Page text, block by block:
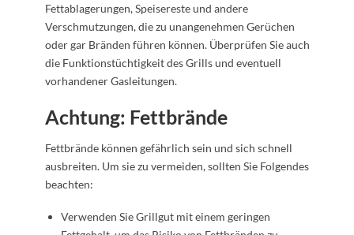
Fettablagerungen, Speisereste und andere
Verschmutzungen, die zu unangenehmen Gerüchen
oder gar Bränden führen können. Überprüfen Sie auch
die Funktionstüchtigkeit des Grills und eventuell
vorhandener Gasleitungen.
Achtung: Fettbrände
Fettbrände können gefährlich sein und sich schnell
ausbreiten. Um sie zu vermeiden, sollten Sie Folgendes
beachten:
Verwenden Sie Grillgut mit einem geringen